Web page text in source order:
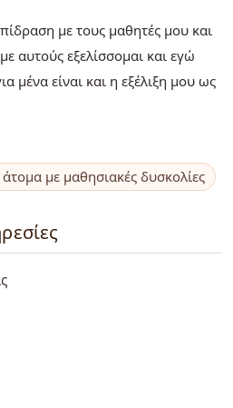
με τους μαθητές μου και
αυτούς εξελίσσομαι και εγώ
μένα είναι και η εξέλιξη μου ως
με μαθησιακές δυσκολίες